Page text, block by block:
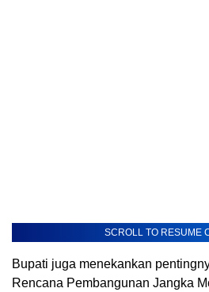
SCROLL TO RESUME
Bupati juga menekankan
Rencana Pembangunan Jangka